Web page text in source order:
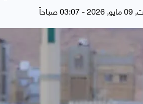
صباحاً